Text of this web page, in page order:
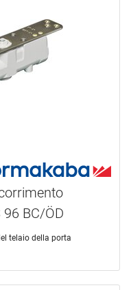
96 BC/ÖD
telaio della porta